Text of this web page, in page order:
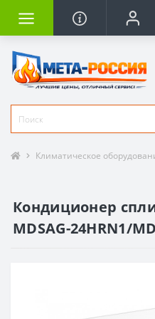
Климатическое
Кондиционер
MDSAG-24HRN1/